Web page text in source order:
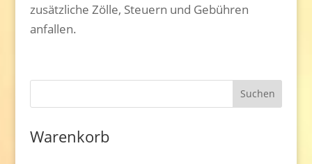
zusätzliche Zölle, Steuern und Gebühren
anfallen.
Warenkorb